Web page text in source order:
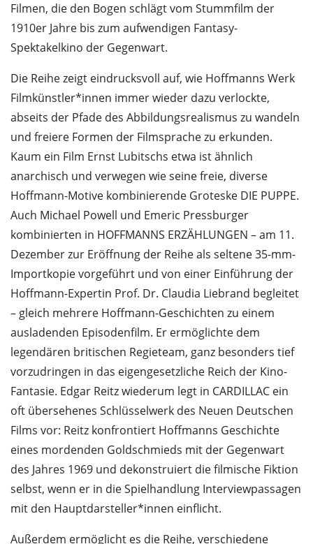
Filmen, die den Bogen schlägt vom Stummfilm der
1910er Jahre bis zum aufwendigen Fantasy-
Spektakelkino der Gegenwart.
Die Reihe zeigt eindrucksvoll auf, wie Hoffmanns Werk
Filmkünstler*innen immer wieder dazu verlockte,
abseits der Pfade des Abbildungsrealismus zu wandeln
und freiere Formen der Filmsprache zu erkunden.
Kaum ein Film Ernst Lubitschs etwa ist ähnlich
anarchisch und verwegen wie seine freie, diverse
Hoffmann-Motive kombinierende Groteske DIE PUPPE.
Auch Michael Powell und Emeric Pressburger
kombinierten in HOFFMANNS ERZÄHLUNGEN – am 11.
Dezember zur Eröffnung der Reihe als seltene 35-mm-
Importkopie vorgeführt und von einer Einführung der
Hoffmann-Expertin Prof. Dr. Claudia Liebrand begleitet
– gleich mehrere Hoffmann-Geschichten zu einem
ausladenden Episodenfilm. Er ermöglichte dem
legendären britischen Regieteam, ganz besonders tief
vorzudringen in das eigengesetzliche Reich der Kino-
Fantasie. Edgar Reitz wiederum legt in CARDILLAC ein
oft übersehenes Schlüsselwerk des Neuen Deutschen
Films vor: Reitz konfrontiert Hoffmanns Geschichte
eines mordenden Goldschmieds mit der Gegenwart
des Jahres 1969 und dekonstruiert die filmische Fiktion
selbst, wenn er in die Spielhandlung Interviewpassagen
mit den Hauptdarsteller*innen einflicht.
Außerdem ermöglicht es die Reihe, verschiedene